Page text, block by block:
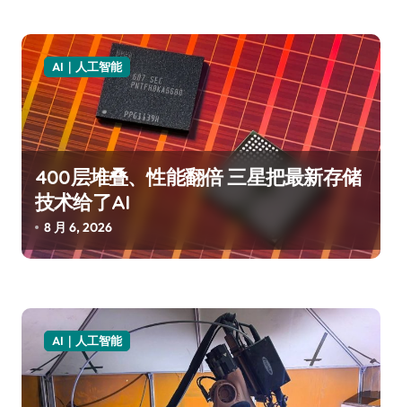
AI｜人工智能
400层堆叠、性能翻倍 三星把最新存储
技术给了AI
8 月 6, 2026
AI｜人工智能